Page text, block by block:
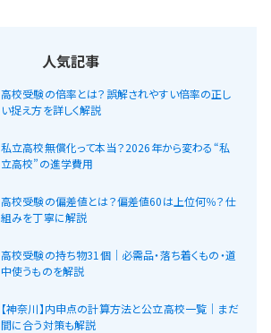
人気記事
高校受験の倍率とは？誤解されやすい倍率の正し
い捉え方を詳しく解説
私立高校無償化って本当？2026年から変わる“私
立高校”の進学費用
高校受験の偏差値とは？偏差値60は上位何％？仕
組みを丁寧に解説
高校受験の持ち物31個｜必需品・落ち着くもの・道
中使うものを解説
【神奈川】内申点の計算方法と公立高校一覧｜まだ
間に合う対策も解説